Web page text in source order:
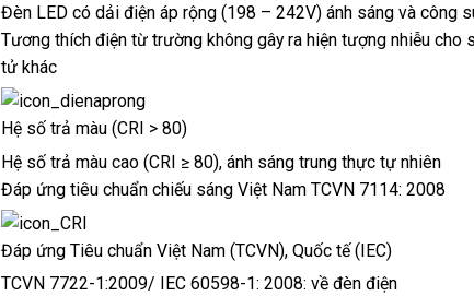
Đèn LED có dải điện áp rộng (198 – 242V) ánh sáng và công
Tương thích điện từ trường không gây ra hiện tượng nhiễu
tử khác
Hệ số trả màu (CRI > 80)
Hệ số trả màu cao (CRI ≥ 80), ánh sáng trung thực tự nhiên
Đáp ứng tiêu chuẩn chiếu sáng Việt Nam TCVN 7114: 2008
Đáp ứng Tiêu chuẩn Việt Nam (TCVN), Quốc tế (IEC)
TCVN 7722-1:2009/ IEC 60598-1: 2008: về đèn điện